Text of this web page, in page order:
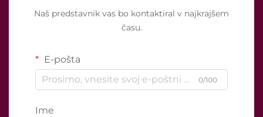
Naš predstavnik vas bo kontaktiral v najkrajšem
času.
E-pošta
0/100
Ime